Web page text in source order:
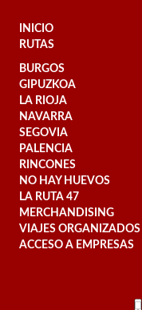
INICIO
RUTAS
BURGOS
GIPUZKOA
LA RIOJA
NAVARRA
SEGOVIA
PALENCIA
RINCONES
NO HAY HUEVOS
LA RUTA 47
MERCHANDISING
VIAJES ORGANIZADOS
ACCESO A EMPRESAS